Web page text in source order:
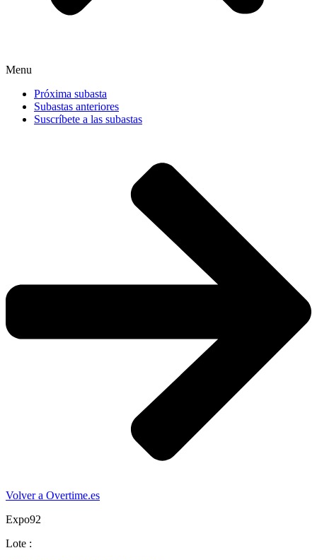
Menu
Próxima subasta
Subastas anteriores
Suscríbete a las subastas
Volver a Overtime.es
Expo92
Lote :